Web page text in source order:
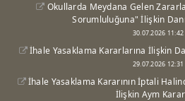
Okullarda Meydana Gelen
Sorumluluğuna" İlişkin
30.07.2026 11:42
İhale Yasaklama Kararlarına İlişkin
29.07.2026 12:31
İhale Yasaklama Kararının İptali
İlişkin Aym